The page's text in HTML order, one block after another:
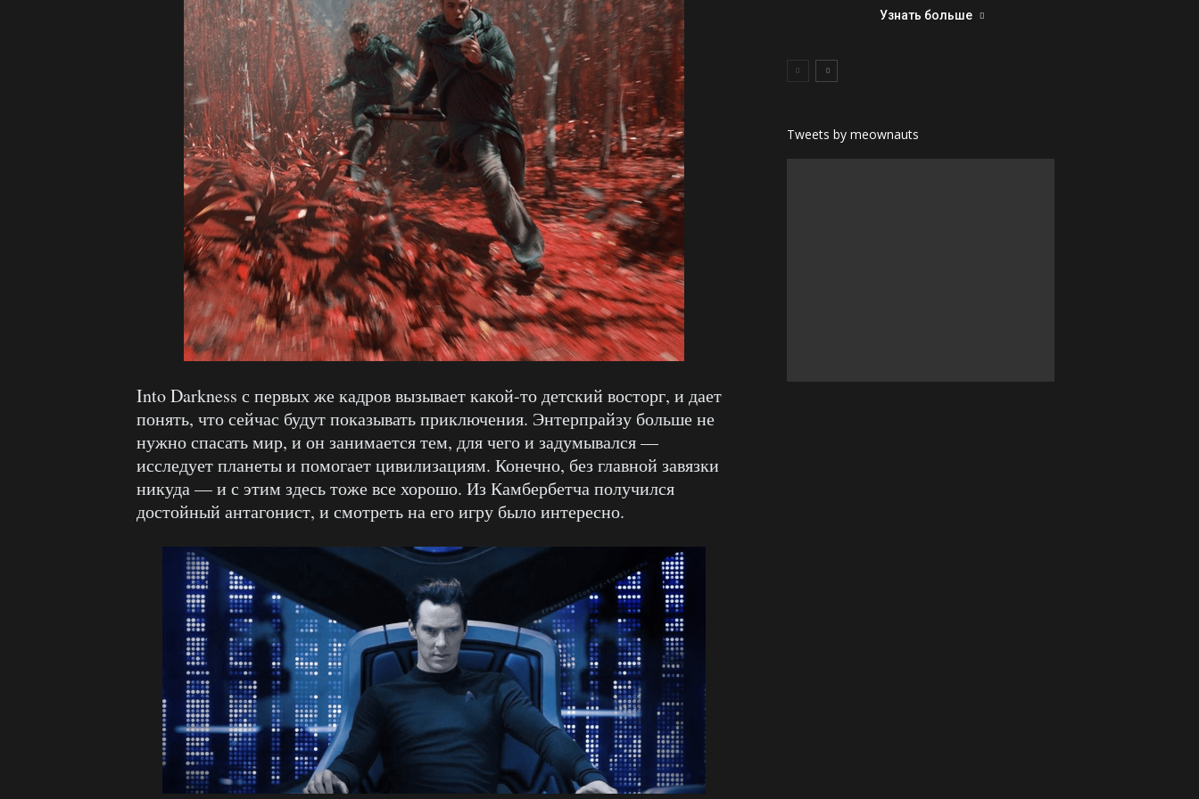
Into Darkness с первых же кадров вызывает какой-то детский восторг, и дает
понять, что сейчас будут показывать приключения. Энтерпрайзу больше не
нужно спасать мир, и он занимается тем, для чего и задумывался —
исследует планеты и помогает цивилизациям. Конечно, без главной завязки
никуда — и с этим здесь тоже все хорошо. Из Камбербетча получился
достойный антагонист, и смотреть на его игру было интересно.
Узнать больше
Tweets by meownauts